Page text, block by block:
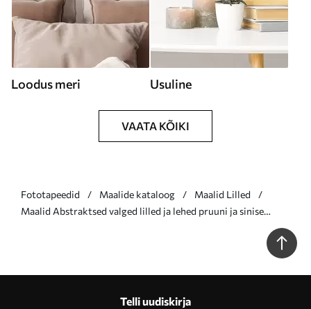
Loodus meri Usuline
VAATA KÕIKI
Fototapeedid Maalide kataloog
Maalid Lilled
Maalid Abstraktsed valged lilled ja lehed pruuni ja sinise
taustaga, minimalistlikus stiilis abstraktsete kujunditega Nr
Telli uudiskirja